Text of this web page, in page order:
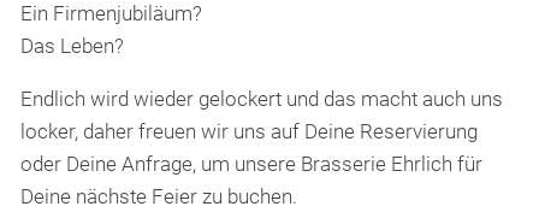
Ein Firmenjubiläum?
Das Leben?
Endlich wird wieder gelockert und das macht auch uns
locker, daher freuen wir uns auf Deine Reservierung
oder Deine Anfrage, um unsere Brasserie Ehrlich für
Deine nächste Feier zu buchen.